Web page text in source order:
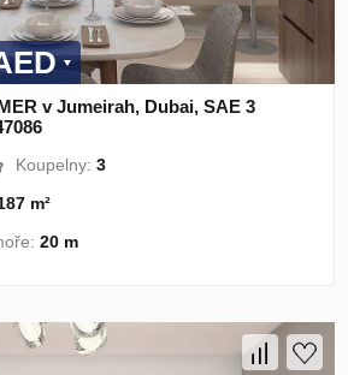
v Jumeirah, Dubai, SAE 3
Koupelny:3
m²
20 m